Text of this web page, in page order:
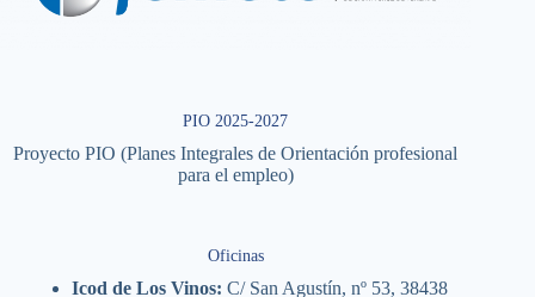
PIO 2025-2027
Proyecto PIO (Planes Integrales de Orientación profesional
para el empleo)
Oficinas
Icod de Los Vinos: C/ San Agustín, nº 53, 38438